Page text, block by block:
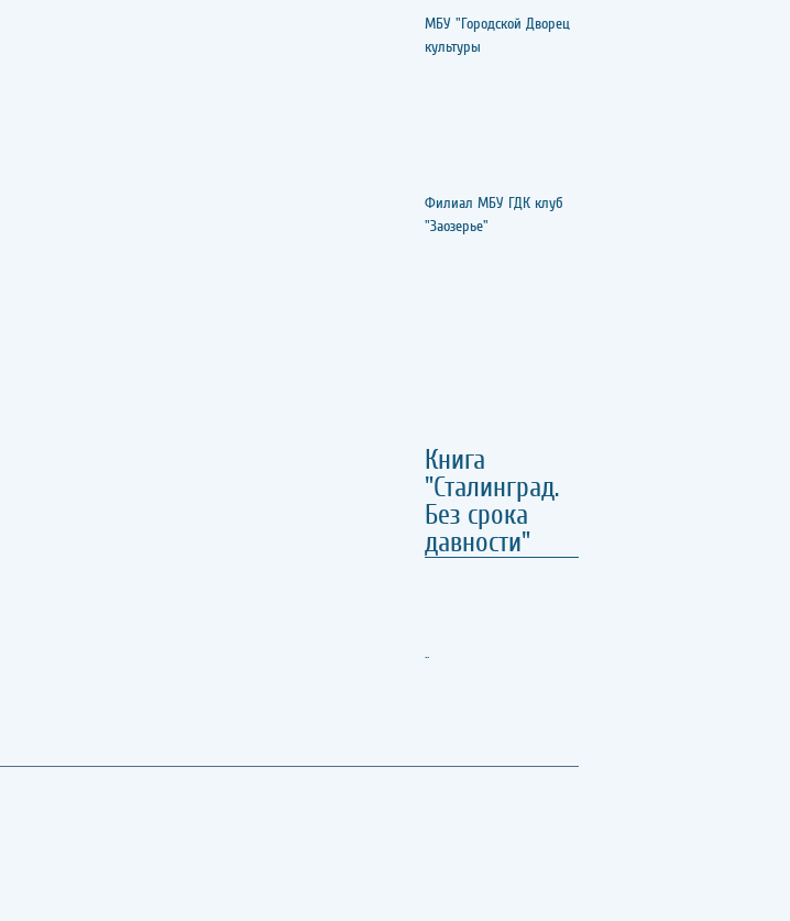
МБУ "Городской Дворец
культуры
Филиал МБУ ГДК клуб
"Заозерье"
Книга
"Сталинград.
Без срока
давности"
..